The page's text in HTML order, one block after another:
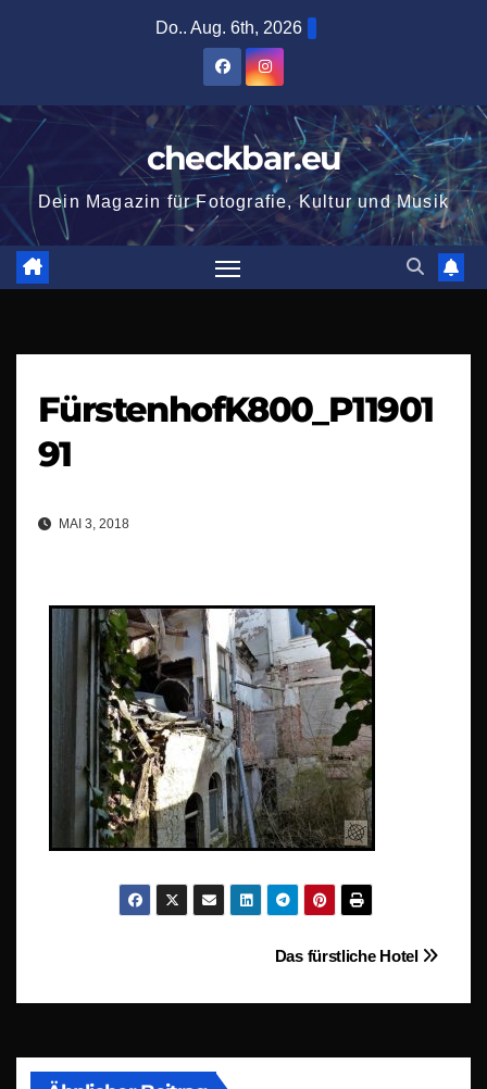
Do.. Aug. 6th, 2026
checkbar.eu
Dein Magazin für Fotografie, Kultur und Musik
FürstenhofK800_P11901
91
MAI 3, 2018
Beitragsnavigation
Das fürstliche Hotel